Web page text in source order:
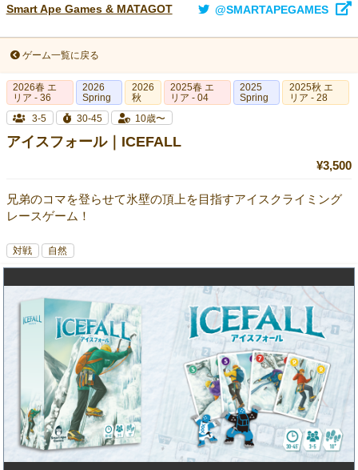
Smart Ape Games & MATAGOT @SMARTAPEGAMES
ゲーム一覧に戻る
2026春 エ
リア - 36
2026
Spring
2026
秋
2025春 エ
リア - 04
2025
Spring
2025秋 エ
リア - 28
3-5
30-45 10歳〜
アイスフォール｜ICEFALL
¥3,500
兄弟のコマを登らせて氷壁の頂上を目指すアイスクライミング
レースゲーム！
対戦 自然